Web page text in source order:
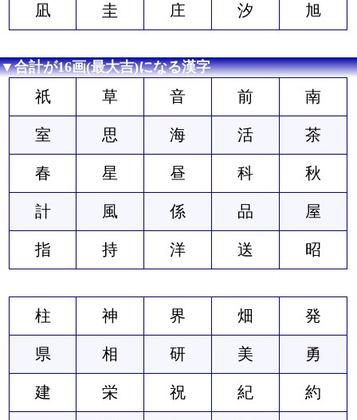
凪 圭 庄 汐 旭
▼合計が16画(最大吉)になる漢字
祇 草 音 前 南
室 思 海 活 茶
春 星 昼 科 秋
計 風 係 品 屋
指 持 洋 送 昭
柱 神 界 畑 発
県 相 研 美 勇
建 栄 祝 紀 約